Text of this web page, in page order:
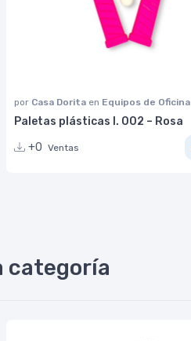
por Casa Dorita en Equipos de Oficina
Paletas plásticas I. 002 – Rosa
+0 Ventas
categoría